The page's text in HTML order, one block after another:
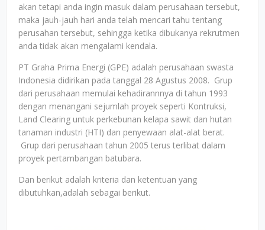
akan tetapi anda ingin masuk dalam perusahaan tersebut,
maka jauh-jauh hari anda telah mencari tahu tentang
perusahan tersebut, sehingga ketika dibukanya rekrutmen
anda tidak akan mengalami kendala.
PT Graha Prima Energi (GPE) adalah perusahaan swasta
Indonesia didirikan pada tanggal 28 Agustus 2008. Grup
dari perusahaan memulai kehadirannnya di tahun 1993
dengan menangani sejumlah proyek seperti Kontruksi,
Land Clearing untuk perkebunan kelapa sawit dan hutan
tanaman industri (HTI) dan penyewaan alat-alat berat.
Grup dari perusahaan tahun 2005 terus terlibat dalam
proyek pertambangan batubara.
Dan berikut adalah kriteria dan ketentuan yang
dibutuhkan,adalah sebagai berikut.